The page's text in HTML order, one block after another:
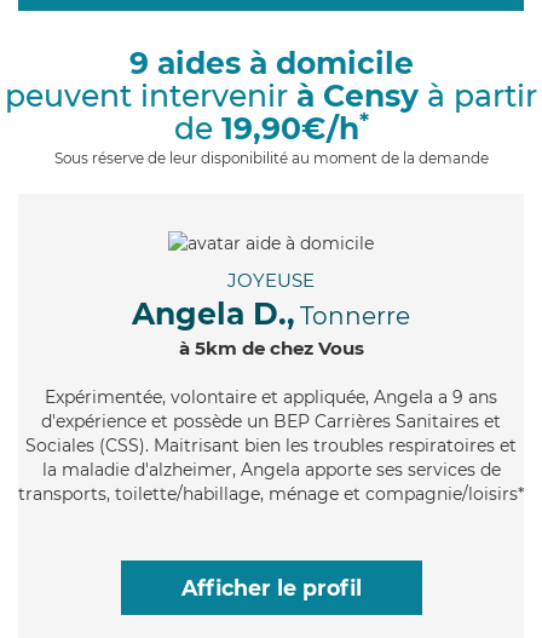
g
i
9 aides à domicile
peuvent intervenir à Censy à partir
de 19,90€/h*
Sous réserve de leur disponibilité au moment de la demande
JOYEUSE
Angela D., Tonnerre
à 5km de chez Vous
Expérimentée, volontaire et appliquée, Angela a 9 ans
d'expérience et possède un BEP Carrières Sanitaires et
Sociales (CSS). Maitrisant bien les troubles respiratoires et
la maladie d'alzheimer, Angela apporte ses services de
transports, toilette/habillage, ménage et compagnie/loisirs*
Afficher le profil